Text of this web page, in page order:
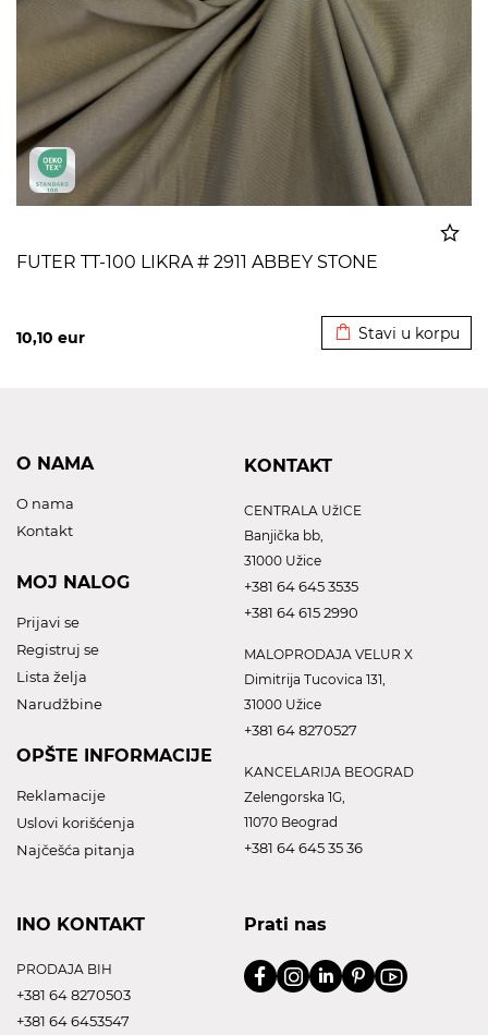
FUTER TT-100 LIKRA # 2911 ABBEY STONE
10,10 eur Stavi u korpu
O NAMA
O nama
Kontakt
MOJ NALOG
Prijavi se
Registruj se
Lista želja
Narudžbine
OPŠTE INFORMACIJE
Reklamacije
Uslovi korišćenja
Najčešća pitanja
KONTAKT
CENTRALA UžICE
Banjička bb,
31000 Užice
+381 64 645 3535
+381 64 615 2990
MALOPRODAJA VELUR X
Dimitrija Tucovica 131,
31000 Užice
+381 64 8270527
KANCELARIJA BEOGRAD
Zelengorska 1G,
11070 Beograd
+381 64 645 35 36
INO KONTAKT
PRODAJA BIH
+381 64 8270503
+381 64 6453547
Prati nas